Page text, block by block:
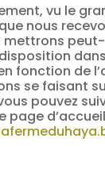
vu le
nous
mettrons
fonction de
se faisant
pouvez
page